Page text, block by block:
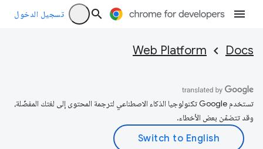
تسجيل الدخول
Docs
Web Platform
تستخدم Google تكنولوجيا الذكاء الاصطناعي لترجمة المحتوى إلى لغتك المفضّلة،
وقد تتضمّن بعض الأخطاء.